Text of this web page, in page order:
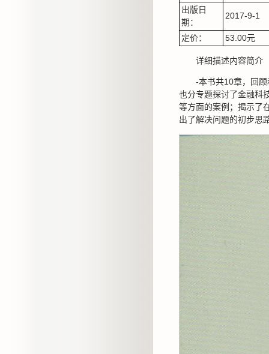
出版日
期：
2017-9-1
定价： 53.00元
详细描述内容简介
-本书共10章，回
也分专题探讨了金融科
等方面的案例；揭示了
出了解决问题的初步思